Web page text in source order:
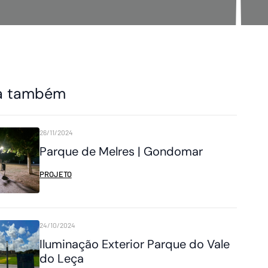
também
Parque de Melres | Gondomar
26/11/2024
PROJETO
Iluminação Exterior Parque do Vale
do Leça
24/10/2024